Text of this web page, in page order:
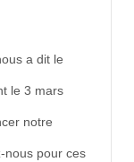
a dit le
le 3 mars
notre
nous pour ces